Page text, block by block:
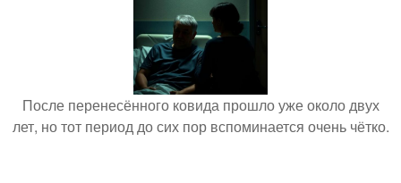
После перенесённого ковида прошло уже около двух
лет, но тот период до сих пор вспоминается очень чётко.